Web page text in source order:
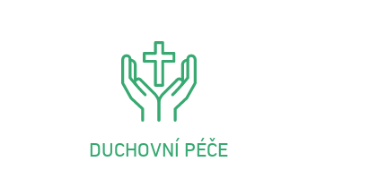
DUCHOVNÍ PÉČE